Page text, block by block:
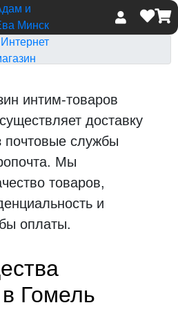
Гомель
интим-товаров
доставку
почтовые службы
Мы
товаров,
и
оплаты.
Гомель